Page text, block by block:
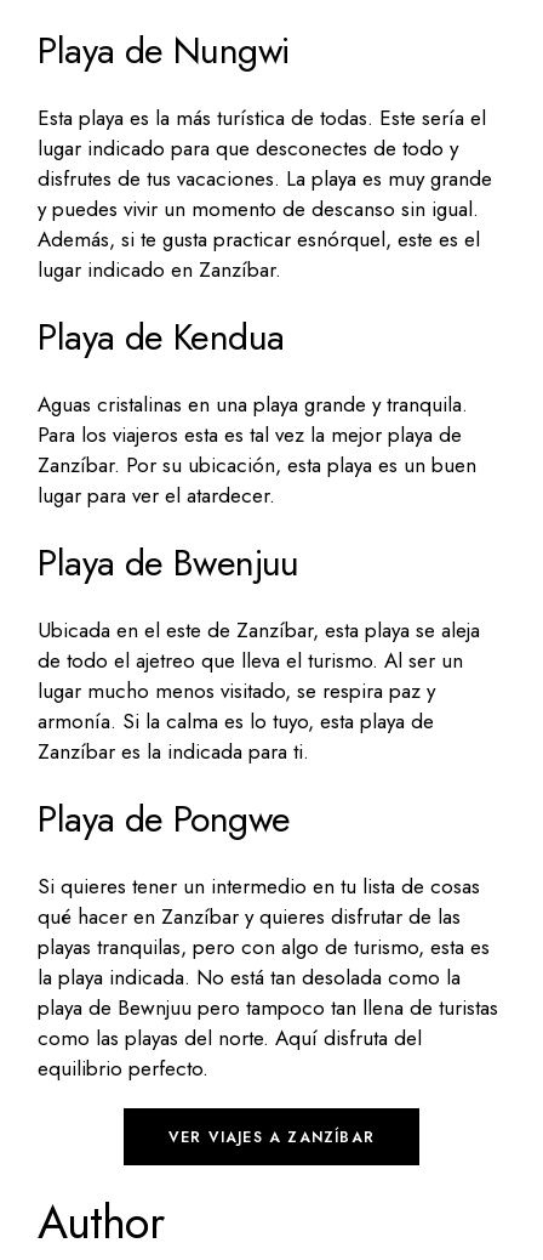
Playa de Nungwi
Esta playa es la más turística de todas. Este sería el
lugar indicado para que desconectes de todo y
disfrutes de tus vacaciones. La playa es muy grande
y puedes vivir un momento de descanso sin igual.
Además, si te gusta practicar esnórquel, este es el
lugar indicado en Zanzíbar.
Playa de Kendua
Aguas cristalinas en una playa grande y tranquila.
Para los viajeros esta es tal vez la mejor playa de
Zanzíbar. Por su ubicación, esta playa es un buen
lugar para ver el atardecer.
Playa de Bwenjuu
Ubicada en el este de Zanzíbar, esta playa se aleja
de todo el ajetreo que lleva el turismo. Al ser un
lugar mucho menos visitado, se respira paz y
armonía. Si la calma es lo tuyo, esta playa de
Zanzíbar es la indicada para ti.
Playa de Pongwe
Si quieres tener un intermedio en tu lista de cosas
qué hacer en Zanzíbar y quieres disfrutar de las
playas tranquilas, pero con algo de turismo, esta es
la playa indicada. No está tan desolada como la
playa de Bewnjuu pero tampoco tan llena de turistas
como las playas del norte. Aquí disfruta del
equilibrio perfecto.
VER VIAJES A ZANZÍBAR
Author